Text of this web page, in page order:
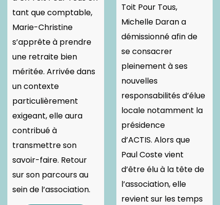
tant que comptable,
Marie-Christine
s’apprête à prendre
une retraite bien
méritée. Arrivée dans
un contexte
particulièrement
exigeant, elle aura
contribué à
transmettre son
savoir-faire. Retour
sur son parcours au
sein de l’association.
Toit Pour Tous,
Michelle Daran a
démissionné afin de
se consacrer
pleinement à ses
nouvelles
responsabilités d’élue
locale notamment la
présidence
d’ACTIS. Alors que
Paul Coste vient
d’être élu à la tête de
l’association, elle
revient sur les temps